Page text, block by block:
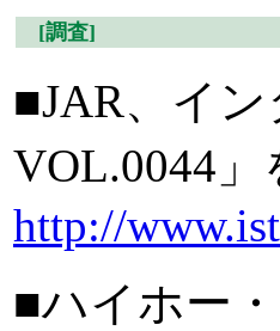
[調査]
■JAR、イ
VOL.0044
http://
■ハイホー